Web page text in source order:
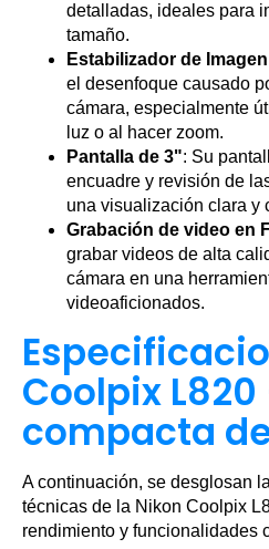
detalladas, ideales para
tamaño.
Estabilizador de
el desenfoque causado
cámara, especialmente
luz o al hacer zoom.
Pantalla de 3": Su
encuadre y revisión de
una visualización clara y
Grabación de video en
grabar videos de alta
cámara en una
videoaficionados.
Coolpix
compacta de
A continuación, se desglosan
técnicas de la Nikon Coolpix
rendimiento y funcionalidades